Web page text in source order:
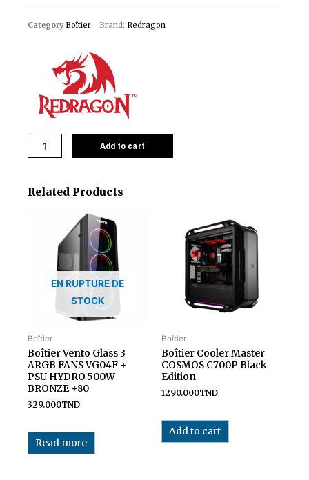
Category Boîtier Brand: Redragon
Add to cart
Related Products
EN RUPTURE DE
STOCK
Boîtier
Boîtier Vento Glass 3
ARGB FANS VG04F +
PSU HYDRO 500W
BRONZE +80
329.000TND
Read more
Boîtier
Boîtier Cooler Master
COSMOS C700P Black
Edition
1290.000TND
Add to cart